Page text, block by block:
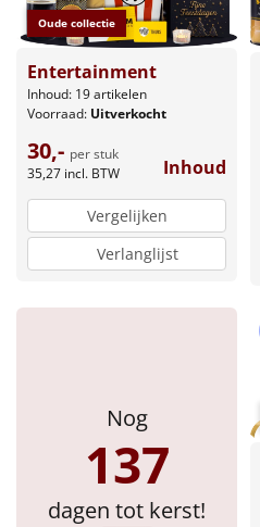
Oude collectie
Entertainment
Inhoud: 19 artikelen
Voorraad: Uitverkocht
30,- per stuk
35,27 incl. BTW Inhoud
Vergelijken
Verlanglijst
Nog
137
dagen tot kerst!